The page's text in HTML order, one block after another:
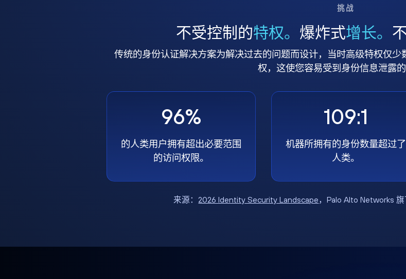
挑战
不受控制的特权。 爆炸式增长。
传统的身份认证解决方案为解决过去的问题而设计，当时高级特权仅
权，这使您容易受到身份信息泄露的
96%
的人类用户拥有超出必要范围
的访问权限。
109:1
机器所拥有的身份数量超过了
人类。
来源： 2026 Identity Security Landscape，Palo Alto Networks